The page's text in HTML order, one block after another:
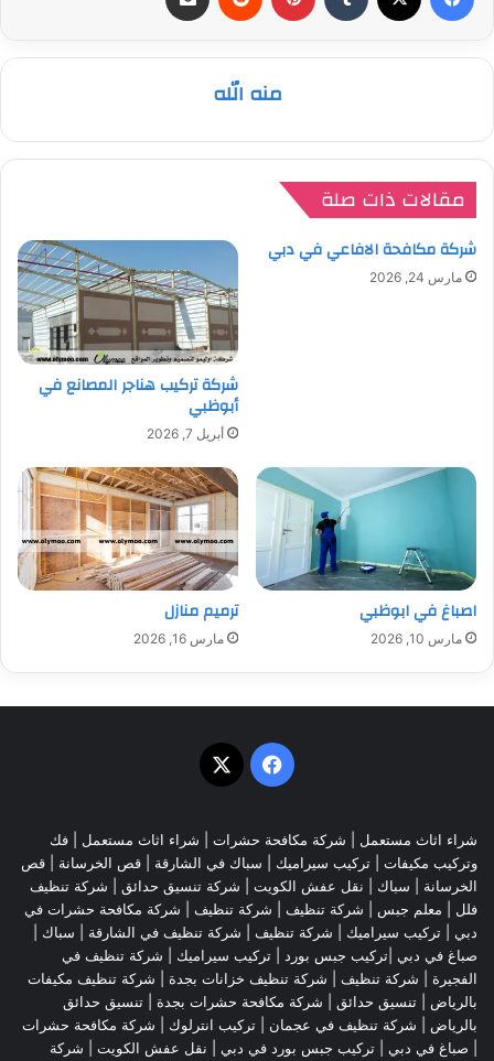
منه الله
مقالات ذات صلة
شركة مكافحة الافاعي في دبي
مارس 24, 2026
شركة تركيب هناجر المصانع في
أبوظبي
أبريل 7, 2026
اصباغ في ابوظبي
مارس 10, 2026
ترميم منازل
مارس 16, 2026
فيسبوك
‫X
شراء اثاث مستعمل شركة مكافحة حشرات شراء اثاث مستعمل
فك
وتركيب مكيفات | تركيب سيراميك | سباك في الشارقة قص الخرسانة | قص
الخرسانة | سباك نقل عفش الكويت شركة تنسيق حدائق
شركة تنظيف
فلل
معلم جبس شركة تنظيف شركة تنظيف
شركة مكافحة حشرات في
دبي
تركيب سيراميك شركة تنظيف شركة تنظيف في الشارقة | سباك |
صباغ في دبي |تركيب جبس بورد | تركيب سيراميك
شركة تنظيف في
الفجيرة
شركة تنظيف شركة تنظيف خزانات بجدة
شركة تنظيف مكيفات
بالرياض
تنسيق حدائق شركة مكافحة حشرات بجدة
تنسيق حدائق
بالرياض
شركة تنظيف في عجمان | تركيب انترلوك | شركة مكافحة حشرات
صباغ في دبي تركيب جبس بورد في دبي نقل عفش الكويت شركة